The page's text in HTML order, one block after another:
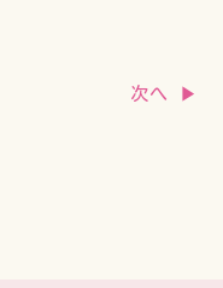
次へ ▶